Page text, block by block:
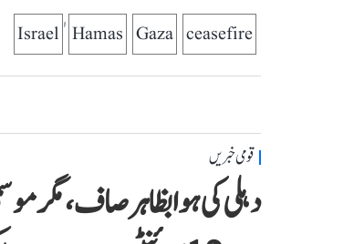
ceasefire
Gaza
Hamas
قومی خبریں
دہلی کی ہوا بظاہر صاف، مگر